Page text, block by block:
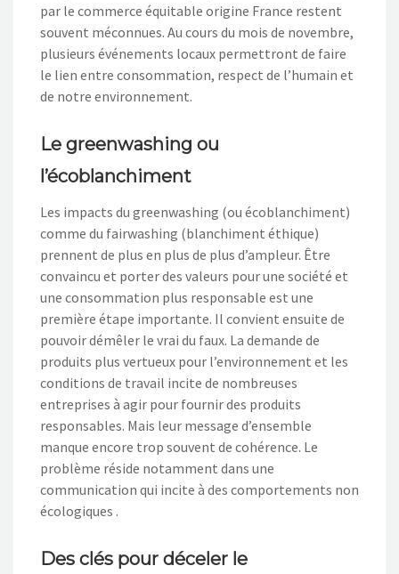
par le commerce équitable origine France restent
souvent méconnues. Au cours du mois de novembre,
plusieurs événements locaux permettront de faire
le lien entre consommation, respect de l’humain et
de notre environnement.
Le greenwashing ou
l’écoblanchiment
Les impacts du greenwashing (ou écoblanchiment)
comme du fairwashing (blanchiment éthique)
prennent de plus en plus de plus d’ampleur. Être
convaincu et porter des valeurs pour une société et
une consommation plus responsable est une
première étape importante. Il convient ensuite de
pouvoir démêler le vrai du faux. La demande de
produits plus vertueux pour l’environnement et les
conditions de travail incite de nombreuses
entreprises à agir pour fournir des produits
responsables. Mais leur message d’ensemble
manque encore trop souvent de cohérence. Le
problème réside notamment dans une
communication qui incite à des comportements non
écologiques .
Des clés pour déceler le